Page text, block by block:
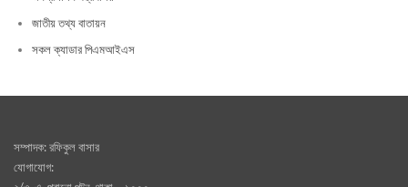
জাতীয় তথ্য বাতায়ন
সকল ক্যাডার পিএমআইএস
সম্পাদক: রফিকুল বাসার
যোগাযোগ: